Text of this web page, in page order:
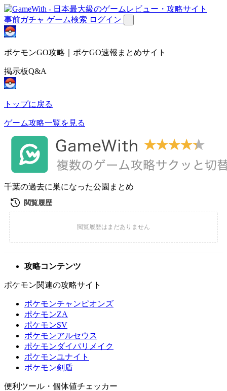
事前ガチャ ゲーム検索 ログイン
ポケモンGO攻略｜ポケGO速報まとめサイト
掲示板Q&A
トップに戻る
ゲーム攻略一覧を見る
千葉の過去に巣になった公園まとめ
攻略コンテンツ
ポケモン関連の攻略サイト
ポケモンチャンピオンズ
ポケモンZA
ポケモンSV
ポケモンアルセウス
ポケモンダイパリメイク
ポケモンユナイト
ポケモン剣盾
便利ツール・個体値チェッカー